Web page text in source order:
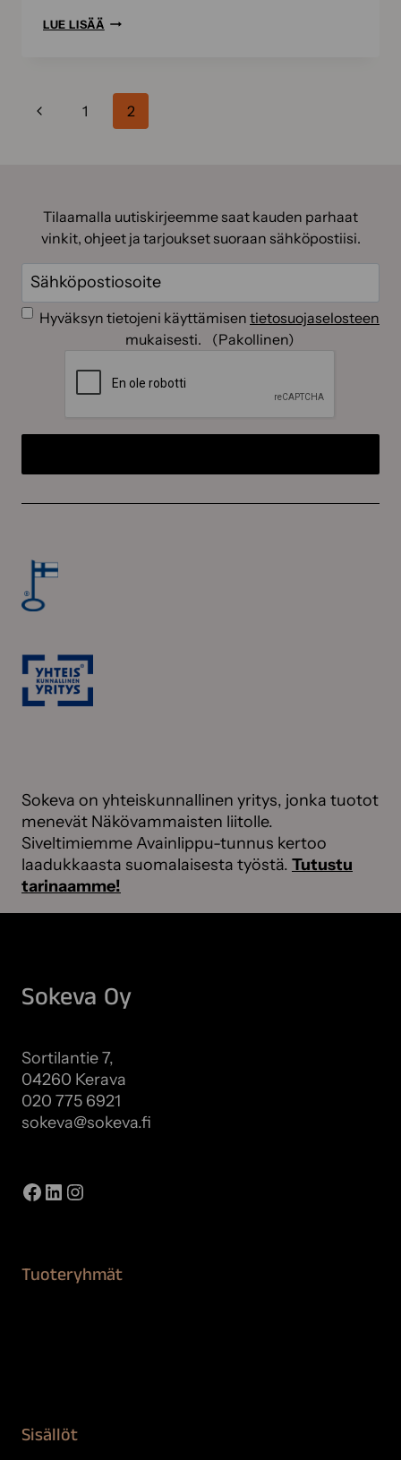
LUE LISÄÄ VENEEN
TEHOKKAASEEN
VAAHTOPESUUN
Sivunavigointi
Edellinen
1 2
Tilaamalla uutiskirjeemme saat kauden parhaat
vinkit, ohjeet ja tarjoukset suoraan sähköpostiisi.
Sähköposti
(Pakollinen)
Suostumus (Pakollinen)
Hyväksyn tietojeni käyttämisen tietosuojaselosteen
mukaisesti.
(Pakollinen)
Sokeva on yhteiskunnallinen yritys, jonka tuotot
menevät Näkövammaisten liitolle.
Siveltimiemme Avainlippu-tunnus kertoo
laadukkaasta suomalaisesta työstä. Tutustu
tarinaamme!
Sokeva Oy
Sortilantie 7,
04260 Kerava
020 775 6921
sokeva@sokeva.fi
Facebook
LinkedIn
Instagram
Tuoteryhmät
Sisällöt